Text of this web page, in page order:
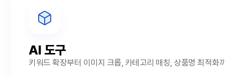
AI 도구
키워드 확장부터 이미지 크롭, 카테고리 매칭, 상품명 최적